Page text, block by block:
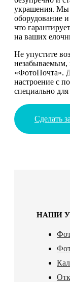
украшения. Мы
оборудование
что
на ваших
Не упустите
незабываемым,
«ФотоПочта».
настроение с
специально
Сделать
НАШИ